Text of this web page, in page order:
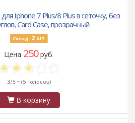
Iphone 7 Plus/8 Plus в сеточку, без
Card Case, прозрачный
Склад: 2 шт
Цена 250руб.
3/5 ~ (5 голосов)
В корзину